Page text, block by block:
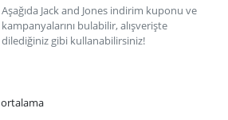
ortalama
Aşağıda Jack and Jones indirim kuponu ve
kampanyalarını bulabilir, alışverişte
dilediğiniz gibi kullanabilirsiniz!